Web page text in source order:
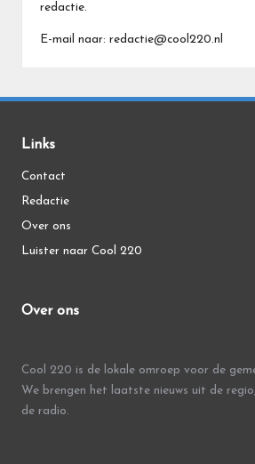
redactie.
E-mail naar: redactie@cool220.nl
Links
Contact
Redactie
Over ons
Luister naar Cool 220
Over ons
Cool 220 is de lokale omroep voor de
We brengen het laatste nieuws uit de
de radio.